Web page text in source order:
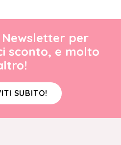
per
sconto, e molto
SUBITO!